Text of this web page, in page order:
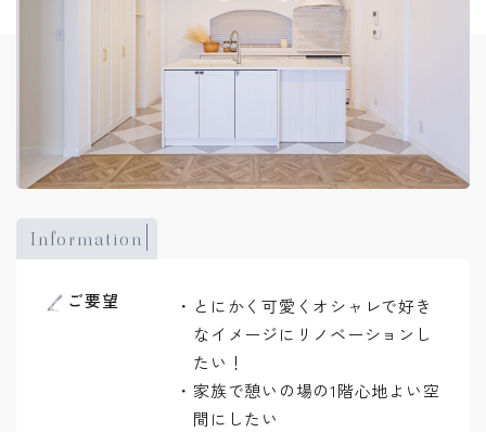
Information
ご要望
とにかく可愛くオシャレで好き
なイメージにリノベーションし
たい！
家族で憩いの場の1階心地よい空
間にしたい